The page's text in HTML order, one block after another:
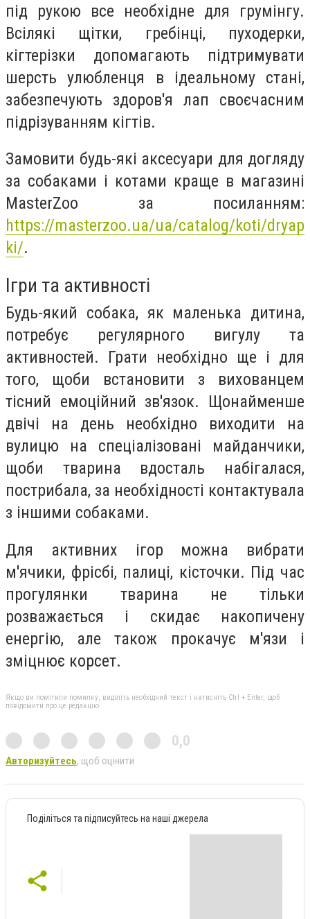
під рукою все необхідне для грумінгу.
Всілякі щітки, гребінці, пуходерки,
кігтерізки допомагають підтримувати
шерсть улюбленця в ідеальному стані,
забезпечують здоров'я лап своєчасним
підрізуванням кігтів.
Замовити будь-які аксесуари для догляду
за собаками і котами краще в магазині
MasterZoo за посиланням:
https://masterzoo.ua/ua/catalog/koti/dryap
ki/.
Ігри та активності
Будь-який собака, як маленька дитина,
потребує регулярного вигулу та
активностей. Грати необхідно ще і для
того, щоби встановити з вихованцем
тісний емоційний зв'язок. Щонайменше
двічі на день необхідно виходити на
вулицю на спеціалізовані майданчики,
щоби тварина вдосталь набігалася,
пострибала, за необхідності контактувала
з іншими собаками.
Для активних ігор можна вибрати
м'ячики, фрісбі, палиці, кісточки. Під час
прогулянки тварина не тільки
розважається і скидає накопичену
енергію, але також прокачує м'язи і
зміцнює корсет.
Якщо ви помітили помилку, виділіть необхідний текст і натисніть Ctrl + Enter, щоб
повідомити про це редакцію
0,0
Авторизуйтесь, щоб оцінити
Поділіться та підписуйтесь на наші джерела